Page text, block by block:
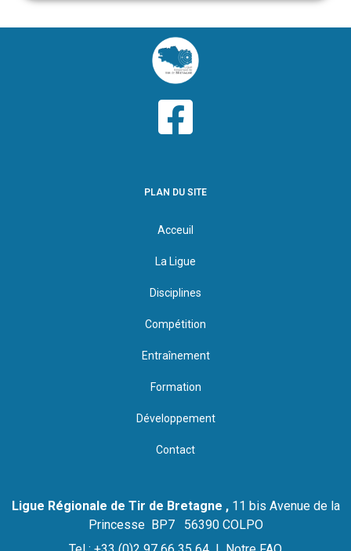
PLAN DU SITE
Acceuil
La Ligue
Disciplines
Compétition
Entraînement
Formation
Développement
Contact
Ligue Régionale de Tir de Bretagne ,11 bis Avenue de la
Princesse BP7 56390 COLPO